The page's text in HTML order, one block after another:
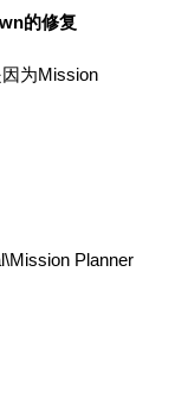
的修复
为Mission
Planner